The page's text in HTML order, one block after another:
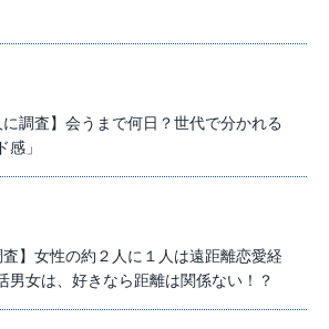
に調査】会うまで何日？世代で分かれる
感」
査】女性の約２人に１人は遠距離恋愛経
男女は、好きなら距離は関係ない！？